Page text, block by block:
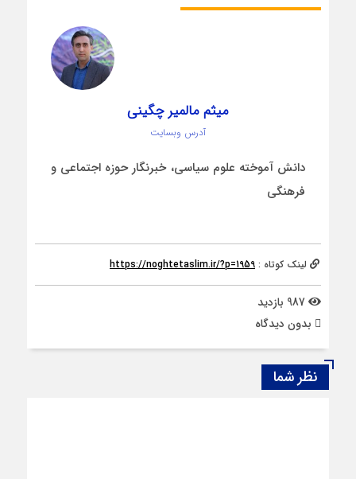
میثم مالمیر چگینی
آدرس وبسایت
دانش آموخته علوم سیاسی، خبرنگار حوزه اجتماعی و
فرهنگی
لینک کوتاه : https://noghtetaslim.ir/?p=1959
بدون دیدگاه
نظر شما